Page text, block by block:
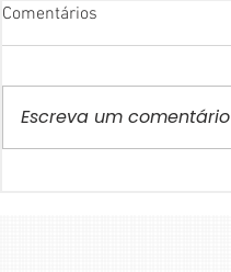
Comentários
Escreva um comentário